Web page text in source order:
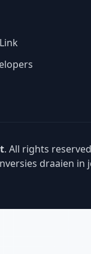
. All rights
draaien in